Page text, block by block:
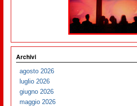
Archivi
agosto 2026
luglio 2026
giugno 2026
maggio 2026